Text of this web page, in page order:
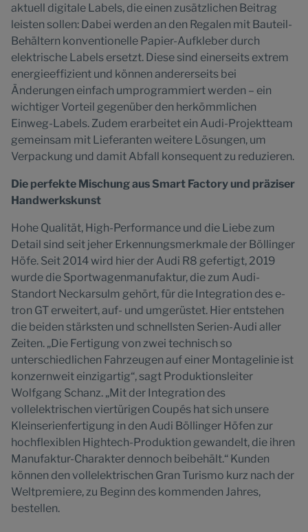
aktuell digitale Labels, die einen zusätzlichen Beitrag
leisten sollen: Dabei werden an den Regalen mit Bauteil-
Behältern konventionelle Papier-Aufkleber durch
elektrische Labels ersetzt. Diese sind einerseits extrem
energieeffizient und können andererseits bei
Änderungen einfach umprogrammiert werden – ein
wichtiger Vorteil gegenüber den herkömmlichen
Einweg-Labels. Zudem erarbeitet ein Audi-Projektteam
gemeinsam mit Lieferanten weitere Lösungen, um
Verpackung und damit Abfall konsequent zu reduzieren.
Die perfekte Mischung aus Smart Factory und präziser
Handwerkskunst
Hohe Qualität, High-Performance und die Liebe zum
Detail sind seit jeher Erkennungsmerkmale der Böllinger
Höfe. Seit 2014 wird hier der Audi R8 gefertigt, 2019
wurde die Sportwagenmanufaktur, die zum Audi-
Standort Neckarsulm gehört, für die Integration des e-
tron GT erweitert, auf- und umgerüstet. Hier entstehen
die beiden stärksten und schnellsten Serien-Audi aller
Zeiten. „Die Fertigung von zwei technisch so
unterschiedlichen Fahrzeugen auf einer Montagelinie ist
konzernweit einzigartig“, sagt Produktionsleiter
Wolfgang Schanz. „Mit der Integration des
vollelektrischen viertürigen Coupés hat sich unsere
Kleinserienfertigung in den Audi Böllinger Höfen zur
hochflexiblen Hightech-Produktion gewandelt, die ihren
Manufaktur-Charakter dennoch beibehält.“ Kunden
können den vollelektrischen Gran Turismo kurz nach der
Weltpremiere, zu Beginn des kommenden Jahres,
bestellen.